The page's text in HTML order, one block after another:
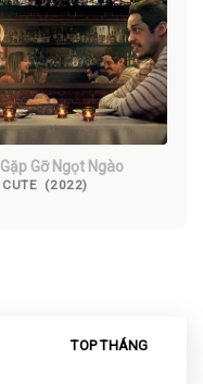
Gỡ Ngọt Ngào
CUTE (2022)
TOP THÁNG